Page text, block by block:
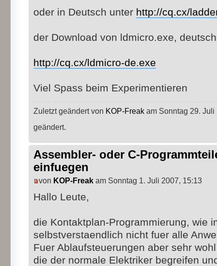
oder in Deutsch unter http://cq.cx/
der Download von ldmicro.exe,
http://cq.cx/ldmicro-de.exe
Viel Spass beim Experimentieren
Zuletzt geändert von KOP-Freak am Sonntag 29.
geändert.
Assembler- oder C-
einfuegen
von KOP-Freak am Sonntag 1. Juli 2007, 15:13
Hallo Leute,
die Kontaktplan-Programmierung, wie
selbstverstaendlich nicht fuer alle
Fuer Ablaufsteuerungen aber sehr
die der normale Elektriker begreifen